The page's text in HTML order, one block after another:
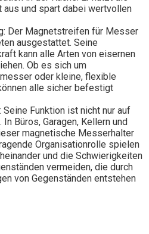
aus und spart dabei wertvollen
Der Magnetstreifen für Messer
ausgestattet. Seine
kann alle Arten von eisernen
Ob es sich um
oder kleine, flexible
alle sicher befestigt
Funktion ist nicht nur auf
Büros, Garagen, Kellern und
magnetische Messerhalter
Organisationrolle spielen
und die Schwierigkeiten
vermeiden, die durch
von Gegenständen entstehen